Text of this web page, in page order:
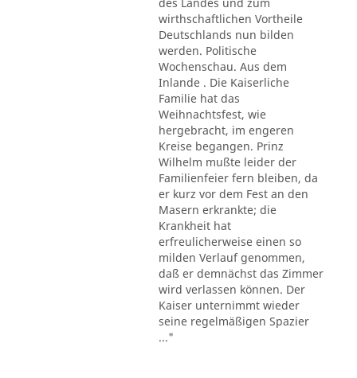
wirthschaftlichen Vortheile
Deutschlands nun bilden
werden. Politische
Wochenschau. Aus dem
Inlande . Die Kaiserliche
Familie hat das
Weihnachtsfest, wie
hergebracht, im engeren
Kreise begangen. Prinz
Wilhelm mußte leider der
Familienfeier fern bleiben, da
er kurz vor dem Fest an den
Masern erkrankte; die
Krankheit hat
erfreulicherweise einen so
milden Verlauf genommen,
daß er demnächst das Zimmer
wird verlassen können. Der
Kaiser unternimmt wieder
seine regelmäßigen Spazier
..."